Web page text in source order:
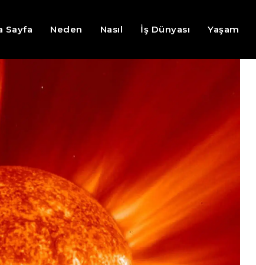
Sayfa Neden Nasıl İş Dünyası Yaşam